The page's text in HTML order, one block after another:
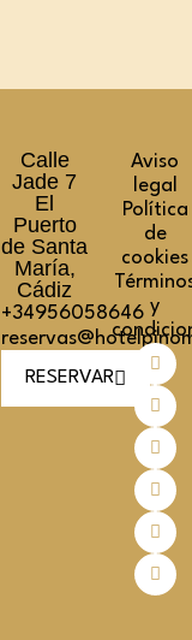
Calle
Jade 7
El
Puerto
de Santa
María,
Cádiz
+34956058646
RESERVAR
Aviso
legal
Política
de
cookies
y